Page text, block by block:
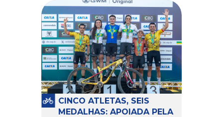
garantir a circulação contínua
do líquido de arrefecimento
entre motor, radiador e demais
componentes do sistema,
controlando a temperatura de
operação e evitando
superaquecimentos. Por
trabalhar constantemente
enquanto o motor está em
funcionamento, a bomba
d’água exige não apenas […]
CINCO ATLETAS, SEIS
MEDALHAS: APOIADA PELA